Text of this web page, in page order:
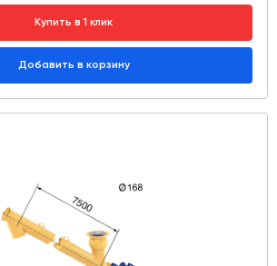
Купить в 1 клик
Добавить в корзину